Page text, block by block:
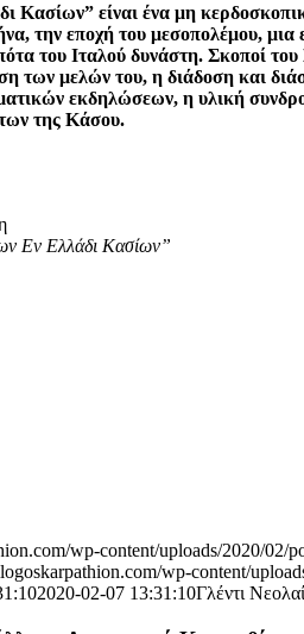
Κασίων” είναι ένα μη
την εποχή του μεσοπολέμου,
του Ιταλού δυνάστη. Σκοποί
των μελών του, η διάδοση και
εκδηλώσεων, η υλική
της Κάσου.
Εν Ελλάδι Κασίων”
wp-content/uploads/2020/02/
wp-content/
2020-02-07 13:31:10Γλέντι